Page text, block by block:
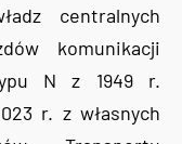
centralnych
komunikacji
N z 1949 r.
r. z własnych